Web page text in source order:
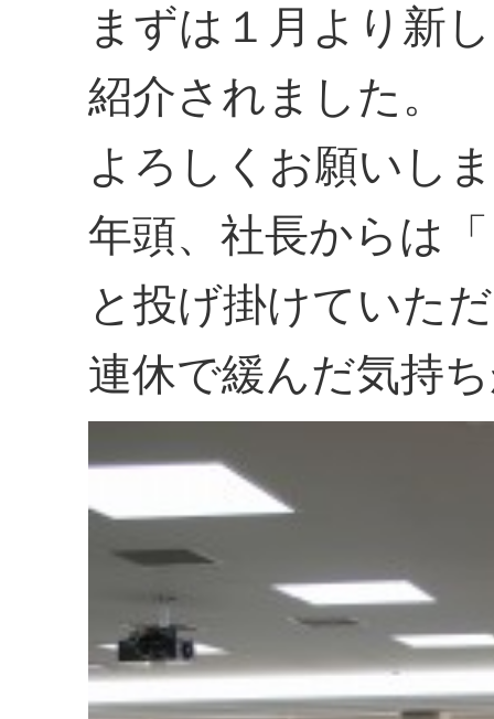
まずは１月より新
紹介されました。
よろしくお願いし
年頭、社長からは
と投げ掛けていた
連休で緩んだ気持